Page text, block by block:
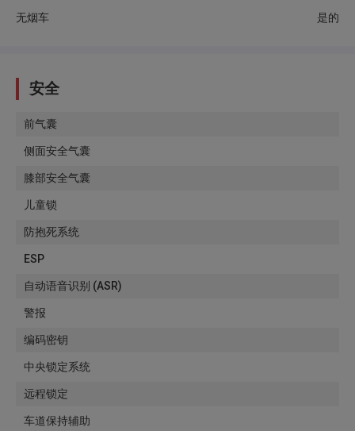
无烟车
是的
安全
前气囊
侧面安全气囊
膝部安全气囊
儿童锁
防抱死系统
ESP
自动语音识别 (ASR)
警报
编码密钥
中央锁定系统
远程锁定
车道保持辅助